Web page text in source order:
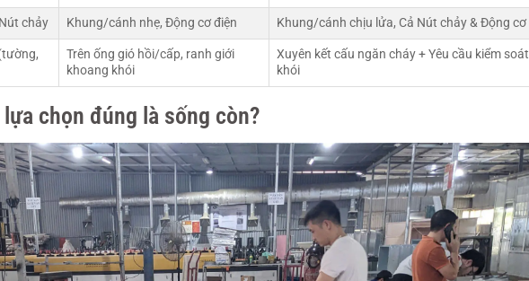
chảy Khung/cánh nhẹ, Động cơ điện Khung/cánh chịu lửa, Cả Nút chảy & Động cơ
Trên ống gió hồi/cấp, ranh giới
khoang khói
Xuyên kết cấu ngăn cháy + Yêu cầu kiểm soát
khói
chọn đúng là sống còn?